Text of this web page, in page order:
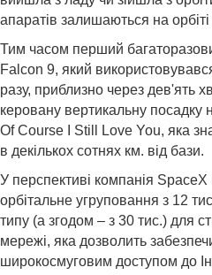
апаратів залишаються на орбіті
Тим часом перший
Falcon 9, який
разу, приблизно через дев'ять
керовану вертикальну
Of Course I Still Love You, яка
в декількох сотнях км. від бази.
У перспективі компанія SpaceX
орбітальне угруповання з 12
типу (а згодом – з 30 тис.) для
мережі, яка дозволить
широкосмуговим доступом до